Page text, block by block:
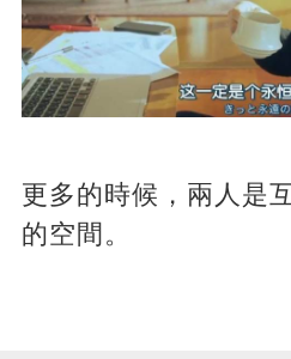
更多的時候，兩人是
的空間。